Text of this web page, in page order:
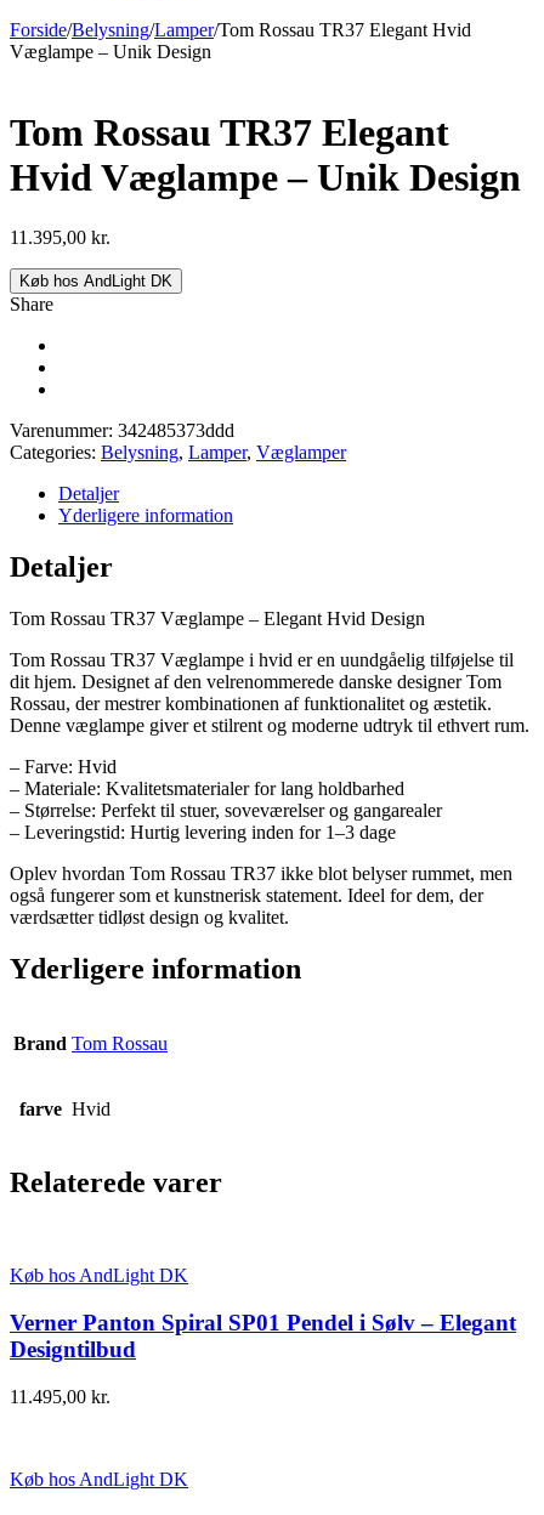
Forside/Belysning/Lamper/Tom Rossau TR37 Elegant Hvid
Væglampe – Unik Design
Tom Rossau TR37 Elegant
Hvid Væglampe – Unik Design
11.395,00 kr.
Køb hos AndLight DK
Share
Varenummer: 342485373ddd
Categories: Belysning, Lamper, Væglamper
Detaljer
Yderligere information
Detaljer
Tom Rossau TR37 Væglampe – Elegant Hvid Design
Tom Rossau TR37 Væglampe i hvid er en uundgåelig tilføjelse til
dit hjem. Designet af den velrenommerede danske designer Tom
Rossau, der mestrer kombinationen af funktionalitet og æstetik.
Denne væglampe giver et stilrent og moderne udtryk til ethvert rum.
– Farve: Hvid
– Materiale: Kvalitetsmaterialer for lang holdbarhed
– Størrelse: Perfekt til stuer, soveværelser og gangarealer
– Leveringstid: Hurtig levering inden for 1–3 dage
Oplev hvordan Tom Rossau TR37 ikke blot belyser rummet, men
også fungerer som et kunstnerisk statement. Ideel for dem, der
værdsætter tidløst design og kvalitet.
Yderligere information
Brand Tom Rossau
farve Hvid
Relaterede varer
Køb hos AndLight DK
Verner Panton Spiral SP01 Pendel i Sølv – Elegant
Designtilbud
11.495,00 kr.
Køb hos AndLight DK